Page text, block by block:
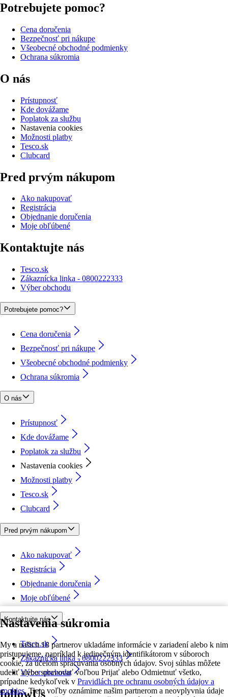
Nastavenia súkromia
My a našich 18 partnerov ukladáme informácie v zariadení alebo k nim
pristupujeme, napríklad k jedinečným identifikátorom v súboroch
cookie, za účelom spracúvania osobných údajov. Svoj súhlas môžete
udeliť alebo spravovať voľbou Prijať alebo Odmietnuť všetko,
prípadne kedykoľvek v Pravidlách pre ochranu osobných údajov a
cookies. Tieto voľby oznámime našim partnerom a neovplyvnia údaje
Potrebujete pomoc?
Cena doručenia
Bezpečnosť pri nákupe
Všeobecné obchodné podmienky
Ochrana súkromia
O nás
Prístupnosť
Kde dovážame
Poplatok za službu
Nastavenia cookies
Možnosti platby
Tesco.sk
Clubcard
Pred prvým nákupom
Ako nakupovať
Registrácia
Objednanie doručenia
Moje obľúbené
Kontaktujte nás
Tesco.sk
Zákaznícka linka - 0800222333
Výber obchodu
Potrebujete pomoc?
Cena doručenia
Bezpečnosť pri nákupe
Všeobecné obchodné podmienky
Ochrana súkromia
O nás
Prístupnosť
Kde dovážame
Poplatok za službu
Nastavenia cookies
Možnosti platby
Tesco.sk
Clubcard
Pred prvým nákupom
Ako nakupovať
Registrácia
Objednanie doručenia
Moje obľúbené
Kontaktujte nás
Tesco.sk
Zákaznícka linka - 0800222333
Výber obchodu
followUs